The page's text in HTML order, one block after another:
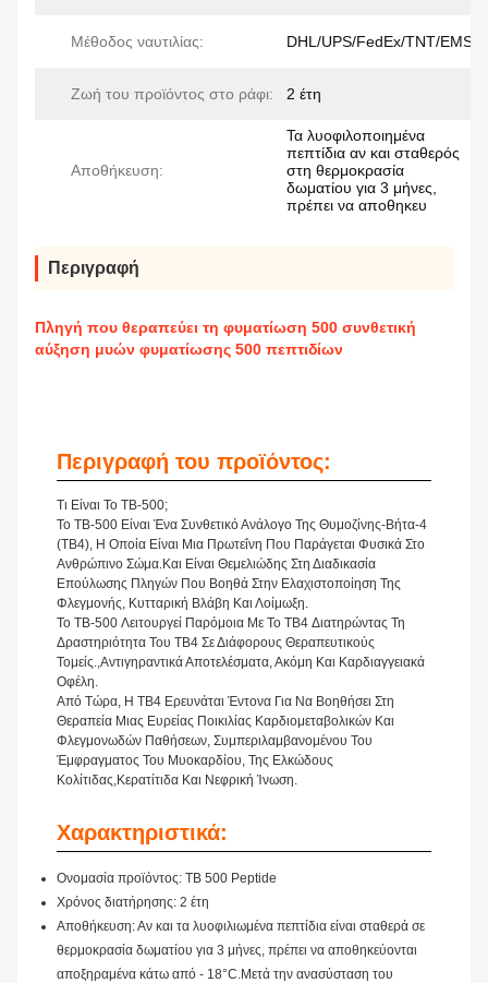
Μέθοδος ναυτιλίας: DHL/UPS/FedEx/TNT/EMS
Ζωή του προϊόντος στο ράφι: 2 έτη
Αποθήκευση:
Τα λυοφιλοποιημένα
πεπτίδια αν και σταθερός
στη θερμοκρασία
δωματίου για 3 μήνες,
πρέπει να αποθηκευ
Περιγραφή
Πληγή που θεραπεύει τη φυματίωση 500 συνθετική
αύξηση μυών φυματίωσης 500 πεπτιδίων
Περιγραφή του προϊόντος:
Τι Είναι Το TB-500;
Το TB-500 Είναι Ένα Συνθετικό Ανάλογο Της Θυμοζίνης-Βήτα-4
(TB4), Η Οποία Είναι Μια Πρωτεΐνη Που Παράγεται Φυσικά Στο
Ανθρώπινο Σώμα.και Είναι Θεμελιώδης Στη Διαδικασία
Επούλωσης Πληγών Που Βοηθά Στην Ελαχιστοποίηση Της
Φλεγμονής, Κυτταρική Βλάβη Και Λοίμωξη.
Το TB-500 Λειτουργεί Παρόμοια Με Το TB4 Διατηρώντας Τη
Δραστηριότητα Του TB4 Σε Διάφορους Θεραπευτικούς
Τομείς.,αντιγηραντικά Αποτελέσματα, Ακόμη Και Καρδιαγγειακά
Οφέλη.
Από Τώρα, Η ΤΒ4 Ερευνάται Έντονα Για Να Βοηθήσει Στη
Θεραπεία Μιας Ευρείας Ποικιλίας Καρδιομεταβολικών Και
Φλεγμονωδών Παθήσεων, Συμπεριλαμβανομένου Του
Έμφραγματος Του Μυοκαρδίου, Της Ελκώδους
Κολίτιδας,κερατίτιδα Και Νεφρική Ίνωση.
Χαρακτηριστικά:
Ονομασία προϊόντος: TB 500 Peptide
Χρόνος διατήρησης: 2 έτη
Αποθήκευση: Αν και τα λυοφιλιωμένα πεπτίδια είναι σταθερά σε
θερμοκρασία δωματίου για 3 μήνες, πρέπει να αποθηκεύονται
αποξηραμένα κάτω από - 18°C.Μετά την ανασύσταση του